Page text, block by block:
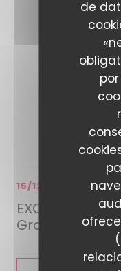
de
EXCLU.
Grand Café du
15/12/2023